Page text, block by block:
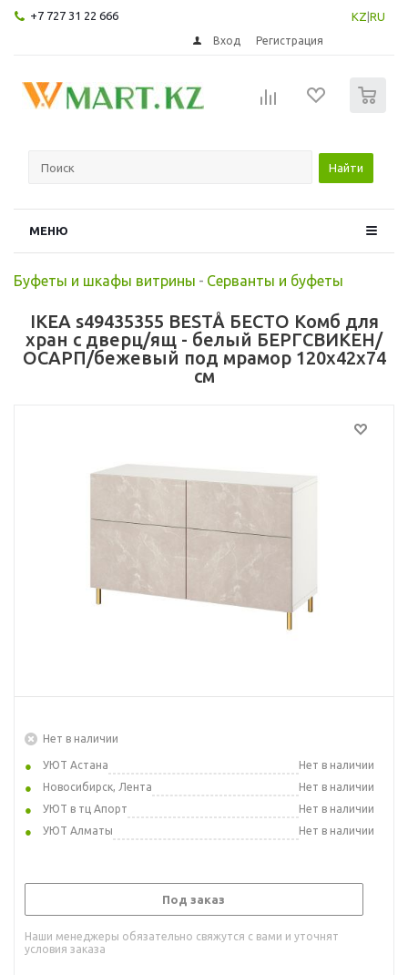
+7 727 31 22 666 KZ RU
Вход Регистрация
Найти
МЕНЮ
Буфеты и шкафы витрины - Серванты и буфеты
IKEA s49435355 BESTÅ БЕСТО Комб для
хран с дверц/ящ - белый БЕРГСВИКЕН/
ОСАРП/бежевый под мрамор 120x42x74
см
Нет в наличии
УЮТ Астана
Нет в наличии
Новосибирск, Лента
Нет в наличии
УЮТ в тц Апорт
Нет в наличии
УЮТ Алматы
Нет в наличии
Под заказ
Наши менеджеры обязательно свяжутся с вами и уточнят
условия заказа